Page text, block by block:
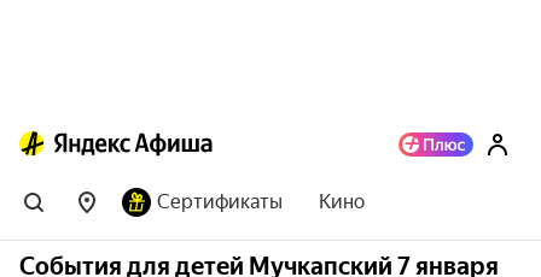
Сертификаты Кино
События для детей Мучкапский 7 января